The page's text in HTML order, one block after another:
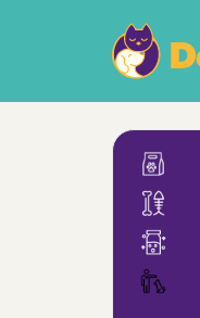
P
Přeskočit
kategorie